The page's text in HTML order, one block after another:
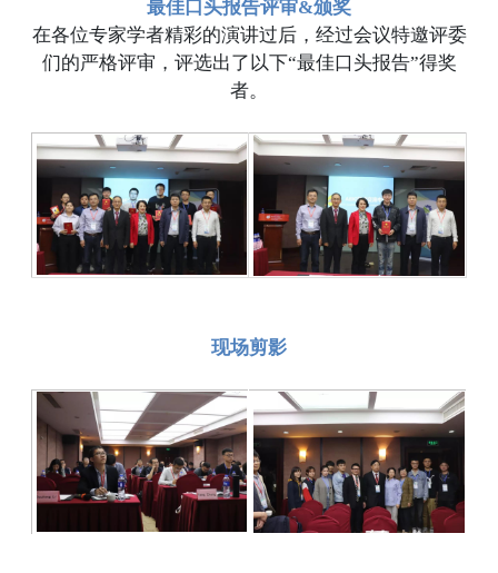
最佳口头报告评审&颁奖
在各位专家学者精彩的演讲过后，经过会议特邀评委
们的严格评审，评选出了以下“最佳口头报告”得奖
者。
现场剪影